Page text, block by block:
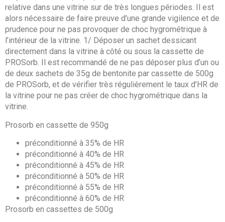
relative dans une vitrine sur de très longues périodes. Il est
alors nécessaire de faire preuve d’une grande vigilence et de
prudence pour ne pas provoquer de choc hygrométrique à
l’intérieur de la vitrine. 1/ Déposer un sachet dessicant
directement dans la vitrine à côté ou sous la cassette de
PROSorb. Il est recommandé de ne pas déposer plus d’un ou
de deux sachets de 35g de bentonite par cassette de 500g
de PROSorb, et de vérifier très régulièrement le taux d’HR de
la vitrine pour ne pas créer de choc hygrométrique dans la
vitrine.
Prosorb en cassette de 950g
préconditionné à 35% de HR
préconditionné à 40% de HR
préconditionné à 45% de HR
préconditionné à 50% de HR
préconditionné à 55% de HR
préconditionné à 60% de HR
Prosorb en cassettes de 500g